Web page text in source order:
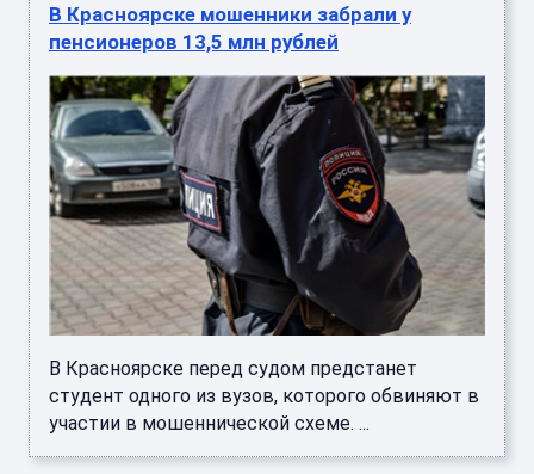
В Красноярске мошенники забрали у
пенсионеров 13,5 млн рублей
В Красноярске перед судом предстанет
студент одного из вузов, которого обвиняют в
участии в мошеннической схеме. ...